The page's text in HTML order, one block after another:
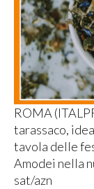
ROMA
tarassaco,
tavola delle
Amodei nella
sat/azn